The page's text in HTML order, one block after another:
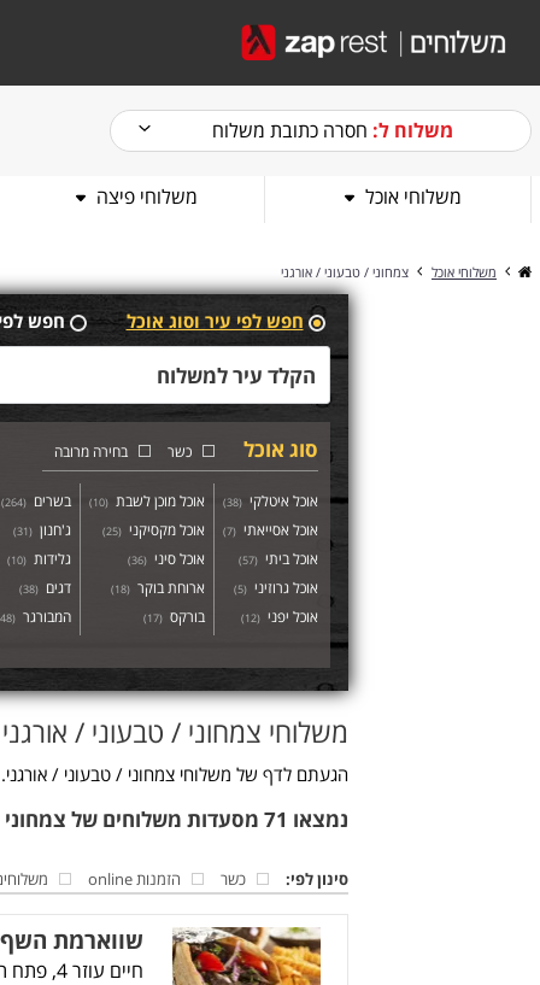
משלוח ל: חסרה כתובת משלוח
משלוחי אוכל משלוחי פיצה
משלוחי אוכל צמחוני / טבעוני / אורגני
חפש לפי עיר וסוג אוכל חפש
סוג אוכל כשר בחירה מרובה
אוכל איטלקי (
38
)
אוכל אסייאתי (
7
)
אוכל ביתי (
57
)
אוכל גרוזיני (
5
)
אוכל יפני (
12
)
אוכל מוכן לשבת (
10
)
אוכל מקסיקני (
25
)
אוכל סיני (
36
)
ארוחת בוקר (
18
)
בורקס (
17
)
בשרים (
264
)
ג'חנון (
31
)
גלידות (
10
)
דגים (
38
)
המבורגר (
משלוחי צמחוני / טבעוני / אורגני
הגעתם לדף של משלוחי צמחוני / טבעוני /
נמצאו 71 מסעדות משלוחים של צמחוני / טבעוני / אורגני
סינון לפי: כשר הזמנות online
שווארמת
חיים עוזר 4, פתח תקווה